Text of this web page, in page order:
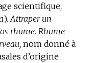
scientifique,
). Attraper un
rhume. Rhume
nom donné à
d’origine